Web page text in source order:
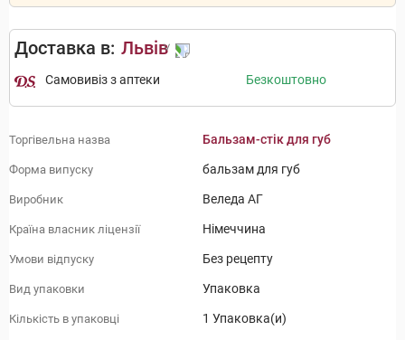
Доставка в: Львів
Самовивіз з аптеки Безкоштовно
Торгівельна назва Бальзам-стік для губ
Форма випуску бальзам для губ
Виробник Веледа АГ
Країна власник ліцензії Німеччина
Умови відпуску Без рецепту
Вид упаковки Упаковка
Кількість в упаковці 1 Упаковка(и)